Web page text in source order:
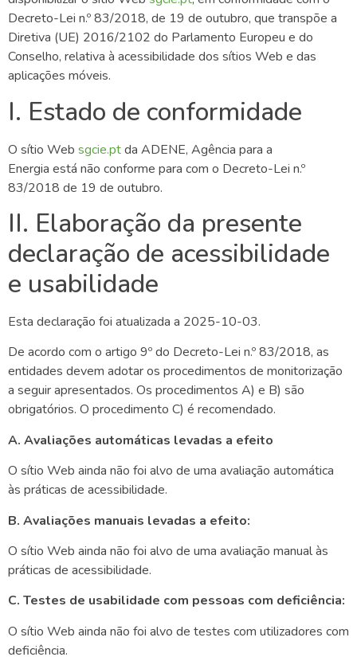
Decreto-Lei n.º 83/2018, de 19 de outubro, que transpõe a
Diretiva (UE) 2016/2102 do Parlamento Europeu e do
Conselho, relativa à acessibilidade dos sítios Web e das
aplicações móveis.
I. Estado de conformidade
O sítio Web sgcie.ptda ADENE, Agência para a
Energia está não conforme para com o Decreto-Lei n.º
83/2018 de 19 de outubro.
II. Elaboração da presente
declaração de acessibilidade
e usabilidade
Esta declaração foi atualizada a 2025-10-03.
De acordo com o artigo 9º do Decreto-Lei n.º 83/2018, as
entidades devem adotar os procedimentos de monitorização
a seguir apresentados. Os procedimentos A) e B) são
obrigatórios. O procedimento C) é recomendado.
A. Avaliações automáticas levadas a efeito
O sítio Web ainda não foi alvo de uma avaliação automática
às práticas de acessibilidade.
B. Avaliações manuais levadas a efeito:
O sítio Web ainda não foi alvo de uma avaliação manual às
práticas de acessibilidade.
C. Testes de usabilidade com pessoas com deficiência:
O sítio Web ainda não foi alvo de testes com utilizadores com
deficiência.